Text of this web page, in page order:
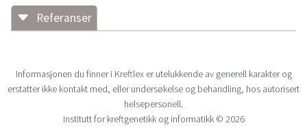
Referanser
(2012). Determination of prognostic factors
for vaginal mucosal toxicity associated with
intravaginal high-dose rate brachytherapy
in patients with endometrial cancer. I:
Informasjonen du finner i Kreftlex er utelukkende av generell karakter og
erstatter ikke kontakt med, eller undersøkelse og behandling, hos autorisert
helsepersonell.
Institutt for kreftgenetikk og informatikk © 2026